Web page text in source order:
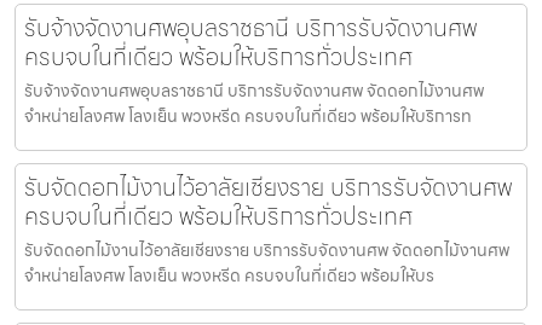
รับจ้างจัดงานศพอุบลราชธานี บริการรับจัดงานศพ
ครบจบในที่เดียว พร้อมให้บริการทั่วประเทศ
รับจ้างจัดงานศพอุบลราชธานี บริการรับจัดงานศพ จัดดอกไม้งานศพ
จำหน่ายโลงศพ โลงเย็น พวงหรีด ครบจบในที่เดียว พร้อมให้บริการท
รับจัดดอกไม้งานไว้อาลัยเชียงราย บริการรับจัดงานศพ
ครบจบในที่เดียว พร้อมให้บริการทั่วประเทศ
รับจัดดอกไม้งานไว้อาลัยเชียงราย บริการรับจัดงานศพ จัดดอกไม้งานศพ
จำหน่ายโลงศพ โลงเย็น พวงหรีด ครบจบในที่เดียว พร้อมให้บร